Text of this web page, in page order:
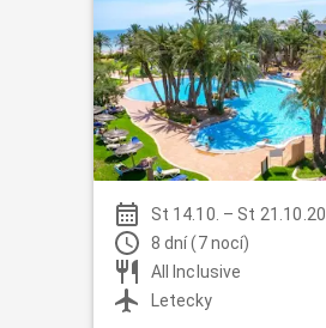
St 14.10. – St
8 dní (7 nocí)
All Inclusive
Letecky